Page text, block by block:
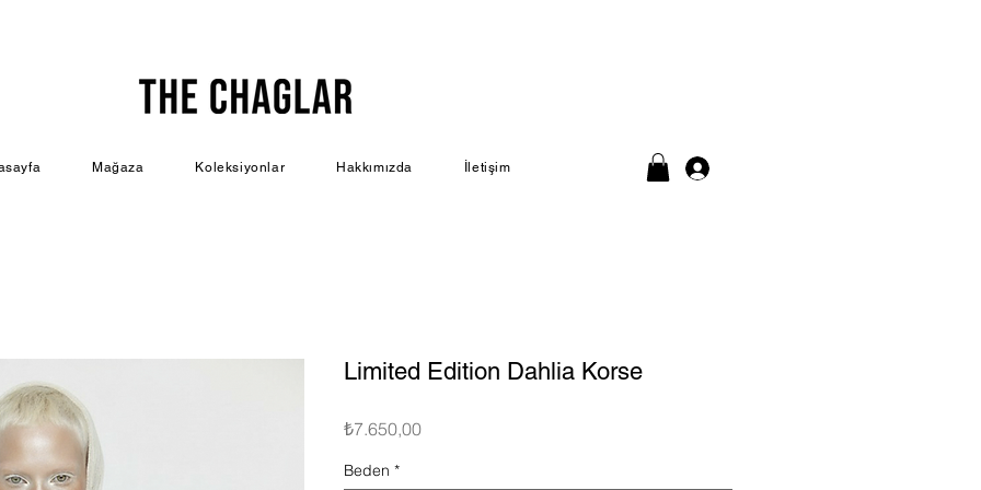
Mağaza Koleksiyonlar Hakkımızda İletişim
Limited Edition Dahlia Korse
₺7.650,00Fiyat
Beden *